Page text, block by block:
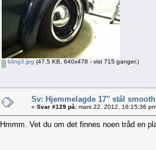
bling3.jpg (47.5 KB, 640x478 - vist 715 ganger.)
Sv: Hjemmelagde 17" stål
« Svar #129 på: mars 22, 2012, 16:15:36
Hmmm. Vet du om det finnes noen tråd en